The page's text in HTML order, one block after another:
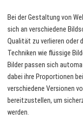
Bei der Gestaltung von
sich an verschiedene
Qualität zu verlieren oder
Techniken wie flüssige
Bilder passen sich
dabei ihre Proportionen
verschiedene Versionen
bereitzustellen, um
werden.